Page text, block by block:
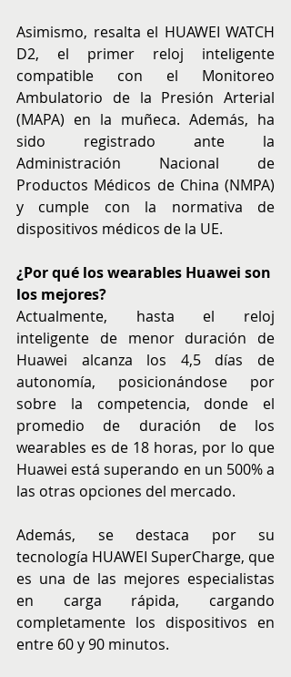
Asimismo, resalta el HUAWEI WATCH
D2, el primer reloj inteligente
compatible con el Monitoreo
Ambulatorio de la Presión Arterial
(MAPA) en la muñeca. Además, ha
sido registrado ante la
Administración Nacional de
Productos Médicos de China (NMPA)
y cumple con la normativa de
dispositivos médicos de la UE.
¿Por qué los wearables Huawei son
los mejores?
Actualmente, hasta el reloj
inteligente de menor duración de
Huawei alcanza los 4,5 días de
autonomía, posicionándose por
sobre la competencia, donde el
promedio de duración de los
wearables es de 18 horas, por lo que
Huawei está superando en un 500% a
las otras opciones del mercado.
Además, se destaca por su
tecnología HUAWEI SuperCharge, que
es una de las mejores especialistas
en carga rápida, cargando
completamente los dispositivos en
entre 60 y 90 minutos.